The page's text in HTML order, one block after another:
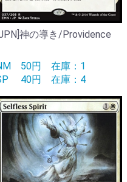
神の導き/Providence
50円 在庫：1
40円 在庫：4